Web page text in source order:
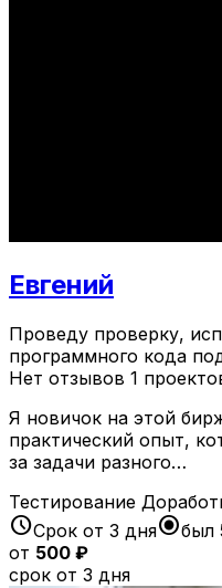
Евгений
Проведу проверку,
программного кода
Нет отзывов 1
Я новичок на этой
практический опыт,
за задачи разного…
Тестирование
scheduleСрок от 3 дняradio_button_checkedбыл
от 500 ₽
срок от 3 дня